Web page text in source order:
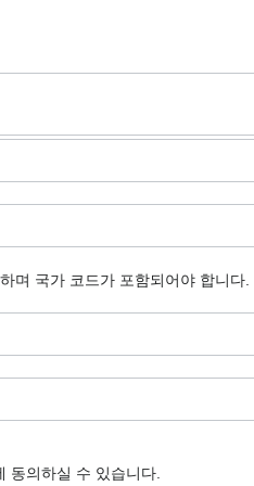
며 국가 코드가 포함되어야 합니다.
동의하실 수 있습니다.